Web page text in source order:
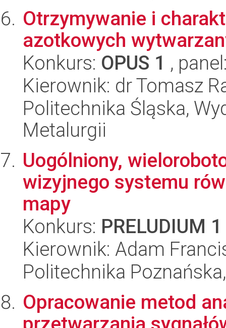
Otrzymywanie i
azotkowych
Konkurs: OPUS 1 ,
Kierownik: dr Tomasz
Politechnika Śląska,
Metalurgii
Uogólniony,
wizyjnego systemu
mapy
Konkurs: PRELUDIUM 1
Kierownik: Adam
Politechnika
Opracowanie metod